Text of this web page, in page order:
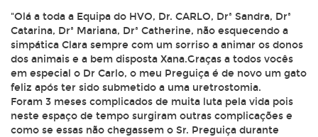
"Olá a toda a Equipa do HVO, Dr. CARLO, Drª Sandra, Drª
Catarina, Drª Mariana, Drª Catherine, não esquecendo a
simpática Clara sempre com um sorriso a animar os donos
dos animais e a bem disposta Xana.Graças a todos vocês
em especial o Dr Carlo, o meu Preguiça é de novo um gato
feliz após ter sido submetido a uma uretrostomia.
Foram 3 meses complicados de muita luta pela vida pois
neste espaço de tempo surgiram outras complicações e
como se essas não chegassem o Sr. Preguiça durante